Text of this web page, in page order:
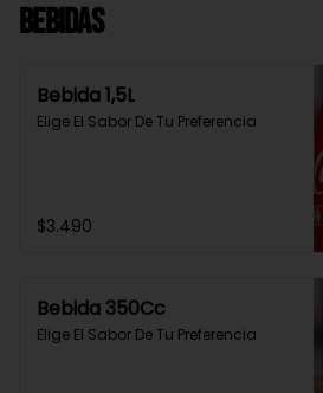
Bebidas
Bebida 1,5L
Elige El Sabor De Tu Preferencia
$3.490
Bebida 350Cc
Elige El Sabor De Tu Preferencia